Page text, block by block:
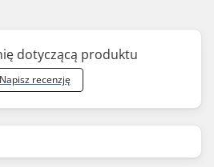
dotyczącą produktu
Napisz recenzję